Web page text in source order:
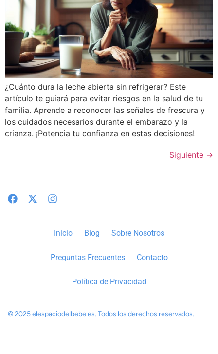
¿Cuánto dura la leche abierta sin refrigerar? Este
artículo te guiará para evitar riesgos en la salud de tu
familia. Aprende a reconocer las señales de frescura y
los cuidados necesarios durante el embarazo y la
crianza. ¡Potencia tu confianza en estas decisiones!
Siguiente →
Inicio Blog Sobre Nosotros
Preguntas Frecuentes Contacto
Política de Privacidad
© 2025 elespaciodelbebe.es. Todos los derechos reservados.